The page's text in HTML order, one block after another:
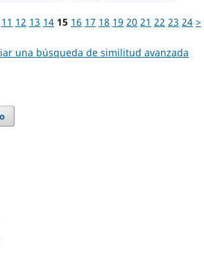
11 12 13 14 15 16 17 18 19 20 21 22 23 24 >
una búsqueda de similitud avanzada